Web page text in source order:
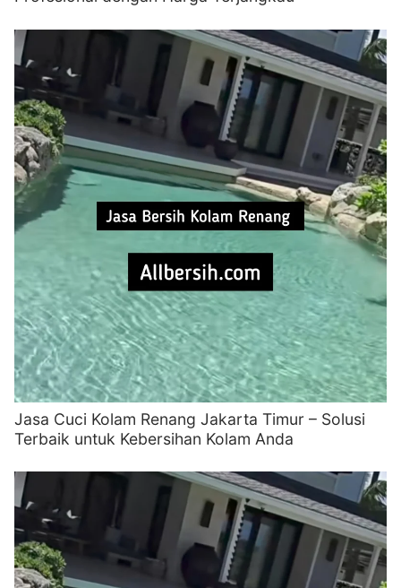
Jasa Cuci Kolam Renang Jakarta Timur – Solusi
Terbaik untuk Kebersihan Kolam Anda